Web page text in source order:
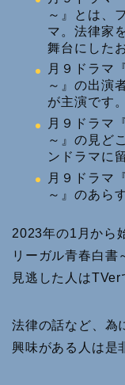
～』とは、
マ。法律家
舞台にした
月９ドラマ
～』の出演
が主演です。
月９ドラマ
～』の見ど
ンドラマに
月９ドラマ
～』のあら
2023年の1月から
リーガル青春白書
見逃した人はTVer
法律の話など、為
興味がある人は是